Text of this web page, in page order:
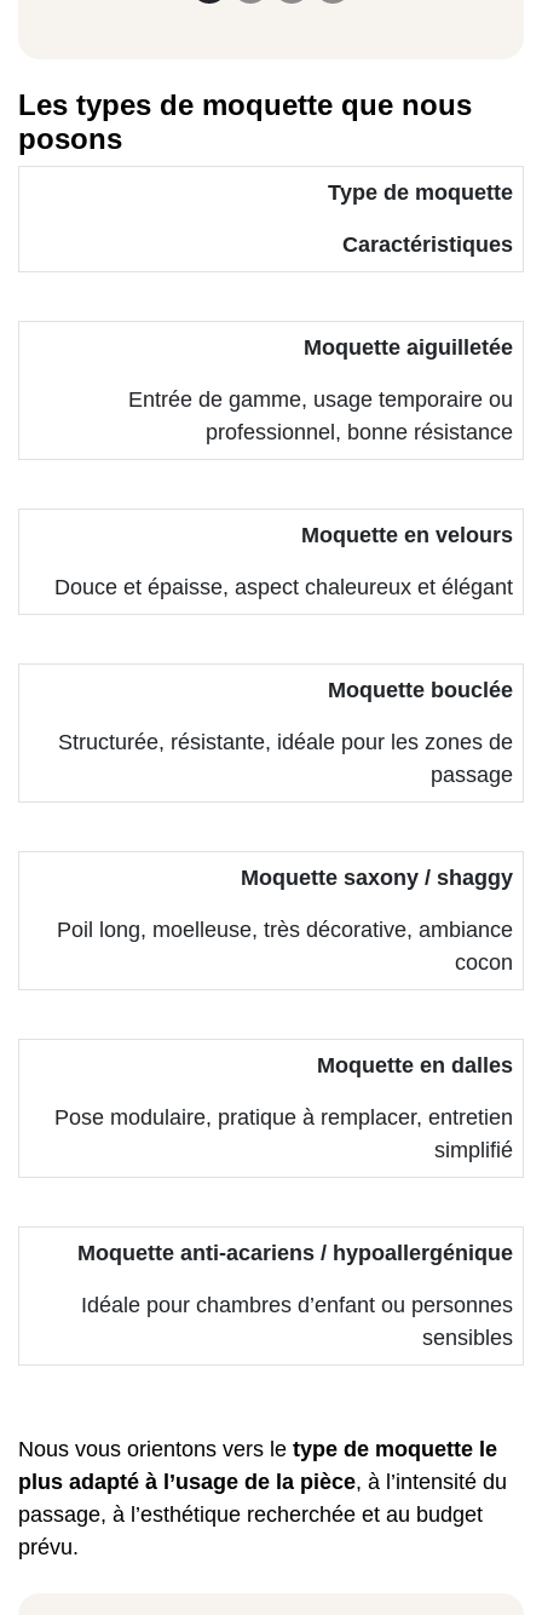
Les types de moquette que nous
posons
Type de moquette
Caractéristiques
Moquette aiguilletée
Entrée de gamme, usage temporaire ou
professionnel, bonne résistance
Moquette en velours
Douce et épaisse, aspect chaleureux et élégant
Moquette bouclée
Structurée, résistante, idéale pour les zones de
passage
Moquette saxony / shaggy
Poil long, moelleuse, très décorative, ambiance
cocon
Moquette en dalles
Pose modulaire, pratique à remplacer, entretien
simplifié
Moquette anti-acariens / hypoallergénique
Idéale pour chambres d’enfant ou personnes
sensibles
Nous vous orientons vers le type de moquette le
plus adapté à l’usage de la pièce, à l’intensité du
passage, à l’esthétique recherchée et au budget
prévu.